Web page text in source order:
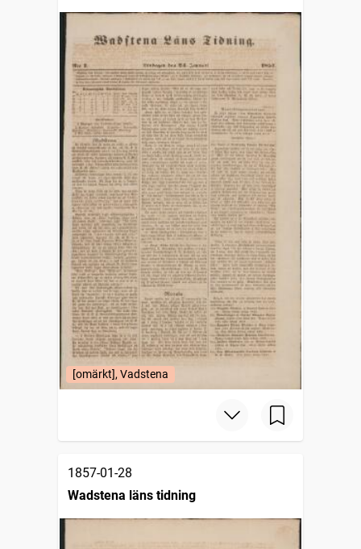
[omärkt], Vadstena
1857-01-28
Wadstena läns tidning